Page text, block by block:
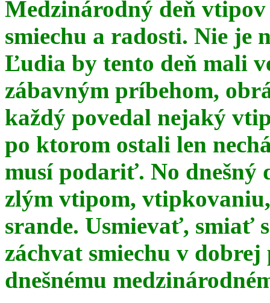
Medzinárodný deň
smiechu a radosti. Nie je
Ľudia by tento deň mali
zábavným príbehom,
každý povedal nejaký
po ktorom ostali len
musí podariť. No dnešný
zlým vtipom,
srande. Usmievať, smiať
záchvat smiechu v
dnešnému